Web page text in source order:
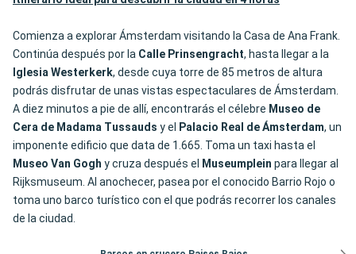
Comienza a explorar Ámsterdam visitando la Casa de Ana Frank.
Continúa después por la Calle Prinsengracht, hasta llegar a la
Iglesia Westerkerk, desde cuya torre de 85 metros de altura
podrás disfrutar de unas vistas espectaculares de Ámsterdam.
A diez minutos a pie de allí, encontrarás el célebre Museo de
Cera de Madama Tussauds y el Palacio Real de Ámsterdam, un
imponente edificio que data de 1.665. Toma un taxi hasta el
Museo Van Gogh y cruza después el Museumplein para llegar al
Rijksmuseum. Al anochecer, pasea por el conocido Barrio Rojo o
toma uno barco turístico con el que podrás recorrer los canales
de la ciudad.